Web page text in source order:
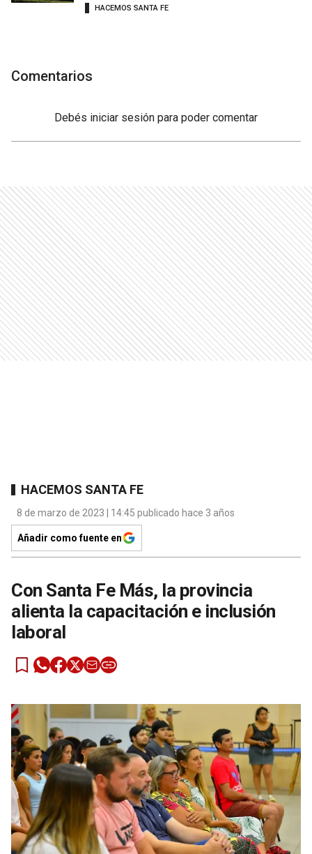
HACEMOS SANTA FE
Comentarios
Debés iniciar sesión para poder comentar
HACEMOS SANTA FE
8 de marzo de 2023 | 14:45 publicado hace 3 años
Añadir como fuente en
Con Santa Fe Más, la provincia
alienta la capacitación e inclusión
laboral